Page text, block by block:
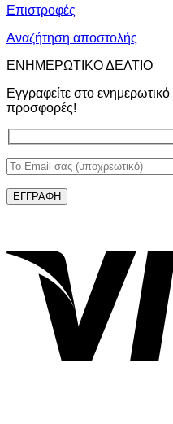
Επιστροφές
Αναζήτηση αποστολής
ΕΝΗΜΕΡΩΤΙΚΟ ΔΕΛΤΙΟ
Εγγραφείτε στο ενημερωτικό
προσφορές!